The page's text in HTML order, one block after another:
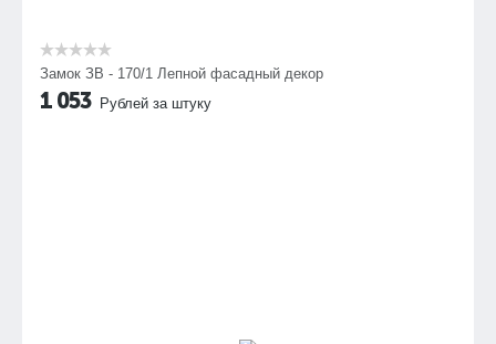
Замок ЗВ - 170/1 Лепной фасадный декор
1 053 Рублей за штуку